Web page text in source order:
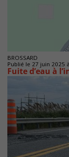
BROSSARD
Publié le 27 juin 2025
Fuite d’eau à